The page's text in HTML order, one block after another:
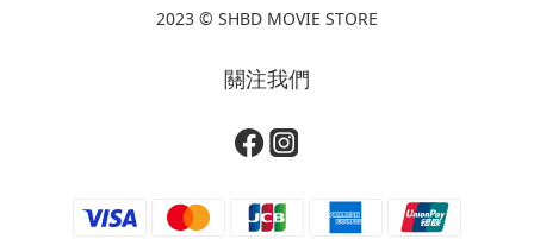
2023 © SHBD MOVIE STORE
關注我們